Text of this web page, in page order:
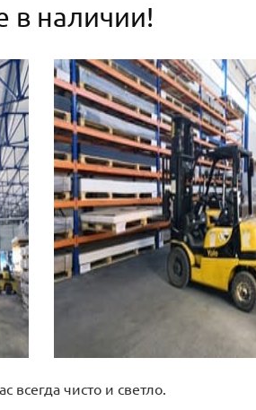
в наличии!
всегда чисто и светло.